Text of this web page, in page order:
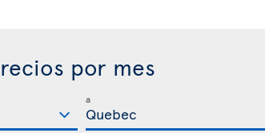
por mes
a